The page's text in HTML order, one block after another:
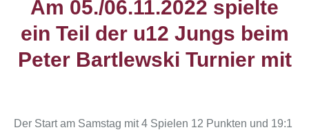
Am 05./06.11.2022 spielte
ein Teil der u12 Jungs beim
Peter Bartlewski Turnier mit
Sie befinden sich hier:
Der Start am Samstag mit 4 Spielen 12 Punkten und 19:1